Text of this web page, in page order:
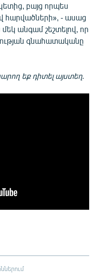
բայց որպես
հարվածների», - ասաց
անգամ շեշտելով, որ
գնահատականը
եք դիտել այստեղ.